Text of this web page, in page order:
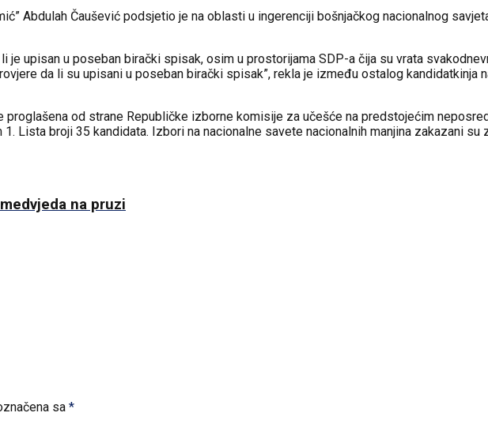
Abdulah Čaušević podsjetio je na oblasti u ingerenciji bošnjačkog nacionalnog
je upisan u poseban birački spisak, osim u prostorijama SDP-a čija su vrata
da li su upisani u poseban birački spisak”, rekla je između ostalog kandidatkinja
proglašena od strane Republičke izborne komisije za učešće na predstojećim
Lista broji 35 kandidata. Izbori na nacionalne savete nacionalnih manjina zakazani su
na pruzi
sa *